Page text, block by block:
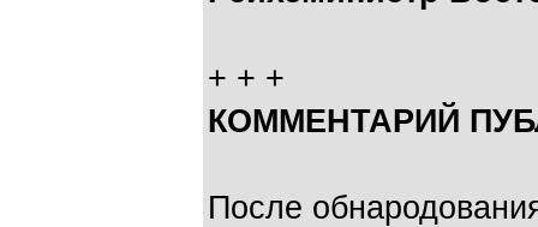
+ + +
КОММЕНТАРИЙ
После